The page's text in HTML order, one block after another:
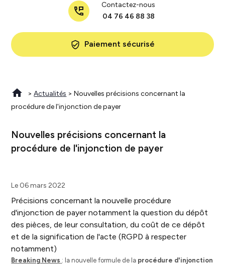
perm_phone_msg
Contactez-nous
04 76 46 88 38
verified_user Paiement sécurisé
>Actualités > Nouvelles précisions concernant la
procédure de l'injonction de payer
Nouvelles précisions concernant la
procédure de l'injonction de payer
Le 06 mars 2022
Précisions concernant la nouvelle procédure
d'injonction de payer notamment la question du dépôt
des pièces, de leur consultation, du coût de ce dépôt
et de la signification de l'acte (RGPD à respecter
notamment)
Breaking News : la nouvelle formule de la procédure d'injonction